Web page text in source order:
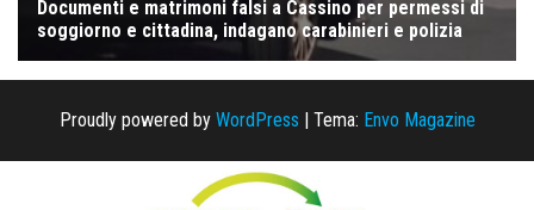
Proudly powered by WordPress Tema: Envo Magazine